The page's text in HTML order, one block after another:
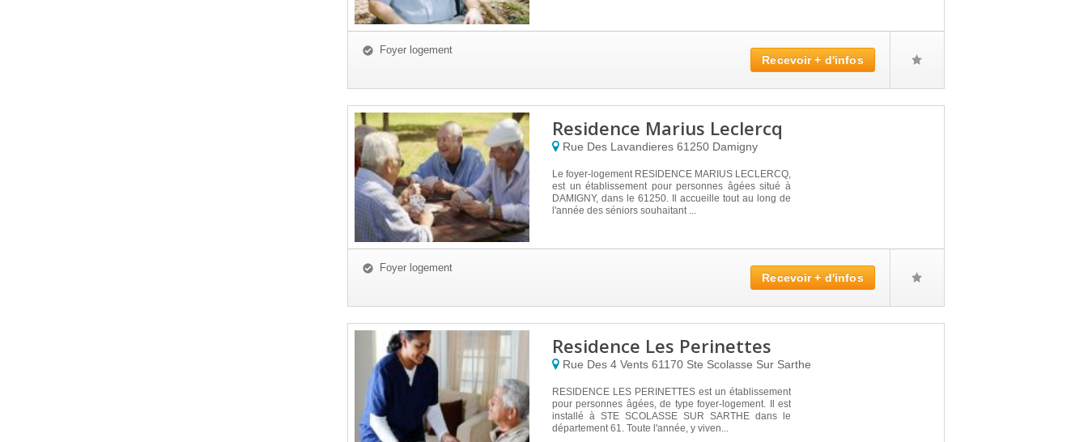
Foyer logement
Recevoir + d'infos
Residence Marius Leclercq
Rue Des Lavandieres 61250 Damigny
Le foyer-logement RESIDENCE MARIUS LECLERCQ,
est un établissement pour personnes âgées situé à
DAMIGNY, dans le 61250. Il accueille tout au long de
l'année des séniors souhaitant ...
Foyer logement
Recevoir + d'infos
Residence Les Perinettes
Rue Des 4 Vents 61170 Ste Scolasse Sur Sarthe
RESIDENCE LES PERINETTES est un établissement
pour personnes âgées, de type foyer-logement. Il est
installé à STE SCOLASSE SUR SARTHE dans le
département 61. Toute l'année, y viven...